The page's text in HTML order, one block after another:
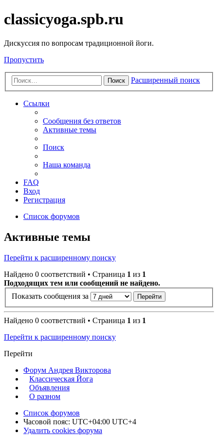
classicyoga.spb.ru
Дискуссия по вопросам традиционной йоги.
Пропустить
Поиск Расширенный поиск
Ссылки
Сообщения без ответов
Активные темы
Поиск
Наша команда
FAQ
Вход
Регистрация
Список форумов
Активные темы
Перейти к расширенному поиску
Найдено 0 соответствий • Страница 1 из 1
Подходящих тем или сообщений не найдено.
Показать сообщения за
Найдено 0 соответствий • Страница 1 из 1
Перейти к расширенному поиску
Перейти
Форум Андрея Викторова
Классическая Йога
Объявления
О разном
Список форумов
Часовой пояс: UTC+04:00 UTC+4
Удалить cookies форума